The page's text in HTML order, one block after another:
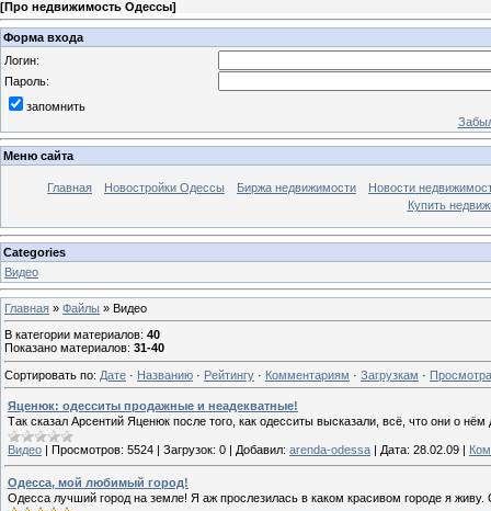
[Про недвижимость Одессы]
Форма входа
Логин:
Пароль:
запомнить
Меню сайта
Главная Новостройки Одессы Биржа недвижимости
Новости
Купить
Categories
Видео
Главная » Файлы » Видео
В категории материалов: 40
Показано материалов: 31-40
Сортировать по: Дате · Названию · Рейтингу · Комментариям · Загрузкам ·
Яценюк: одесситы продажные и неадекватные!
Так сказал Арсентий Яценюк после того, как одесситы высказали, всё, что они о
Видео | Просмотров: 5524 | Загрузок: 0 | Добавил: arenda-odessa | Дата: 28.02.09 |
Одесса, мой любимый город!
Одесса лучший город на земле! Я аж прослезилась в каком красивом городе я